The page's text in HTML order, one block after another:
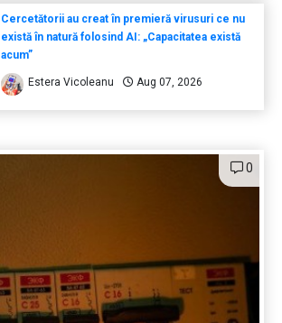
Cercetătorii au creat în premieră virusuri ce nu
există în natură folosind AI: „Capacitatea există
acum”
Estera Vicoleanu Aug 07, 2026
0